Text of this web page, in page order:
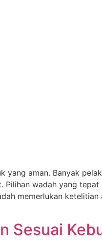
yang aman. Banyak
wadah yang
memerlukan
Sesuai